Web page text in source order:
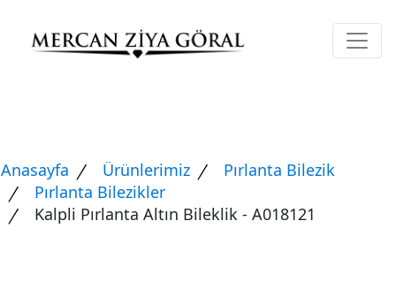
Anasayfa Ürünlerimiz
Pırlanta Bilezik
Pırlanta Bilezikler
Kalpli Pırlanta Altın Bileklik - A018121